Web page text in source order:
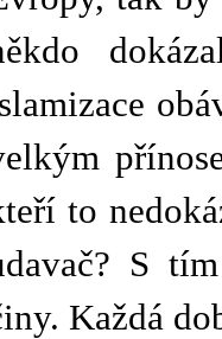
to
S
Každá